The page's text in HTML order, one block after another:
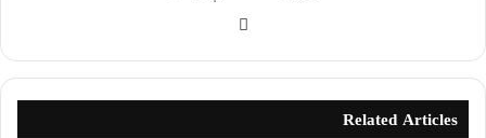
Related Articles